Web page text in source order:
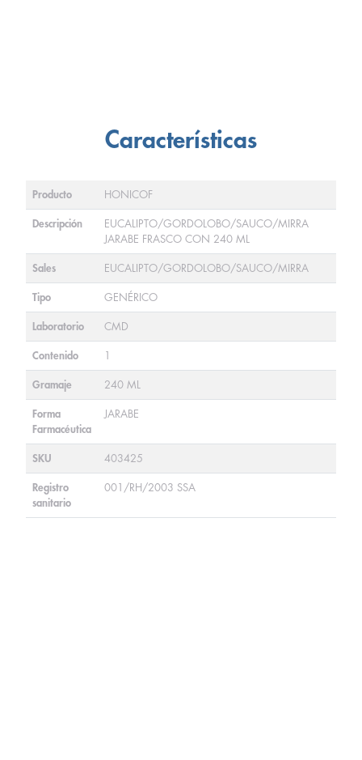
Características
Producto HONICOF
Descripción
EUCALIPTO/GORDOLOBO/SAUCO/MIRRA
JARABE FRASCO CON 240 ML
Sales EUCALIPTO/GORDOLOBO/SAUCO/MIRRA
Tipo GENÉRICO
Laboratorio CMD
Contenido 1
Gramaje 240 ML
Forma
Farmacéutica
JARABE
SKU 403425
Registro
sanitario
001/RH/2003 SSA